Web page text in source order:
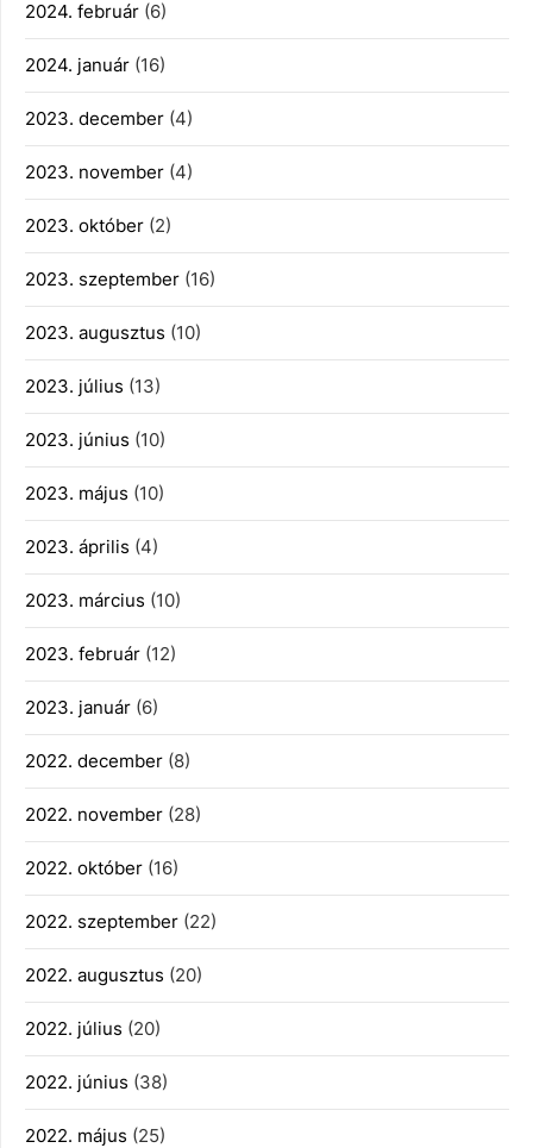
2024. február (6)
2024. január (16)
2023. december (4)
2023. november (4)
2023. október (2)
2023. szeptember (16)
2023. augusztus (10)
2023. július (13)
2023. június (10)
2023. május (10)
2023. április (4)
2023. március (10)
2023. február (12)
2023. január (6)
2022. december (8)
2022. november (28)
2022. október (16)
2022. szeptember (22)
2022. augusztus (20)
2022. július (20)
2022. június (38)
2022. május (25)